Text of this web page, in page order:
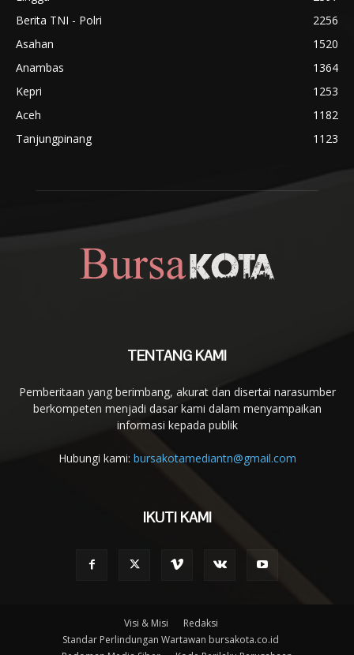
Berita TNI - Polri
2256
Asahan
1520
Anambas
1364
Kepri
1253
Aceh
1182
Tanjungpinang
1123
TENTANG KAMI
Pemberitaan yang berimbang, akurat dan disertai narasumber
berkompeten menjadi dasar kami dalam menyampaikan
informasi kepada publik
Hubungi kami: bursakotamediantn@gmail.com
IKUTI KAMI
Visi & Misi
Redaksi
Standar Perlindungan Wartawan bursakota.co.id